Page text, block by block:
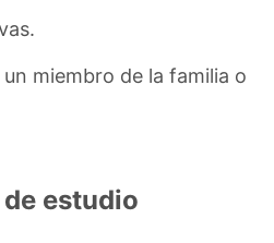
miembro de la familia o
estudio